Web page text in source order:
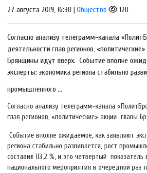
27 августа 2019, 16:30 | Общество 120
Согласно анализу телеграмм-канала
деятельности глав регионов,
Брянщины идут вверх. Событие вполне
эксперты: экономика региона стабильно
промышленного ...
Согласно анализу телеграмм-канала
глав регионов, «политические» акции главы
Событие вполне ожидаемое, как заявляют
региона стабильно развивается, рост
составил 113,2 %, и это четвертый показатель
национального мероприятия в очередной раз